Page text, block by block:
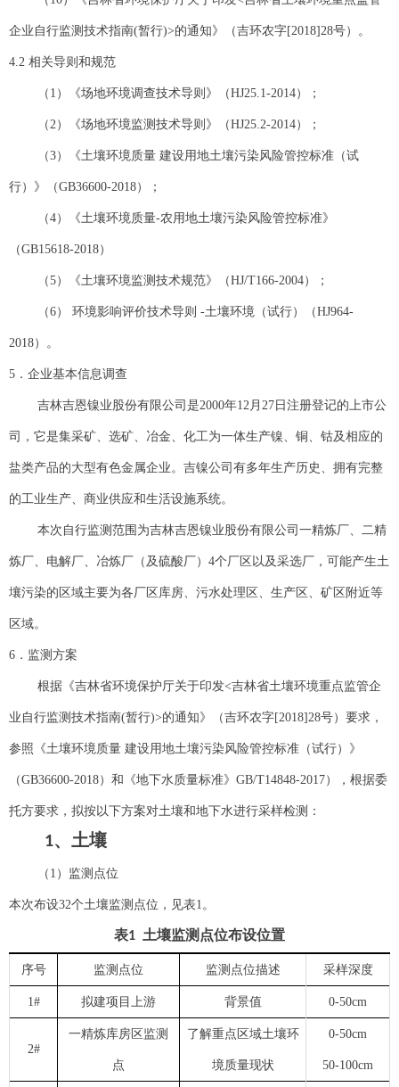
企业自行监测技术指南(暂行)>的通知》（吉环农字[2018]28号）。
4.2 相关导则和规范
（1）《场地环境调查技术导则》（HJ25.1-2014）；
（2）《场地环境监测技术导则》（HJ25.2-2014）；
（3）《土壤环境质量 建设用地土壤污染风险管控标准（试
行）》（GB36600-2018）；
（4）《土壤环境质量-农用地土壤污染风险管控标准》
（GB15618-2018）
（5）《土壤环境监测技术规范》（HJ/T166-2004）；
（6） 环境影响评价技术导则 -土壤环境（试行）（HJ964-
2018）。
5．企业基本信息调查
吉林吉恩镍业股份有限公司是2000年12月27日注册登记的上市公
司，它是集采矿、选矿、冶金、化工为一体生产镍、铜、钴及相应的
盐类产品的大型有色金属企业。吉镍公司有多年生产历史、拥有完整
的工业生产、商业供应和生活设施系统。
本次自行监测范围为吉林吉恩镍业股份有限公司一精炼厂、二精
炼厂、电解厂、冶炼厂（及硫酸厂）4个厂区以及采选厂，可能产生土
壤污染的区域主要为各厂区库房、污水处理区、生产区、矿区附近等
区域。
6．监测方案
根据《吉林省环境保护厅关于印发<吉林省土壤环境重点监管企
业自行监测技术指南(暂行)>的通知》（吉环农字[2018]28号）要求，
参照《土壤环境质量 建设用地土壤污染风险管控标准（试行）》
（GB36600-2018）和《地下水质量标准》GB/T14848-2017），根据委
托方要求，拟按以下方案对土壤和地下水进行采样检测：
1、土壤
（1）监测点位
本次布设32个土壤监测点位，见表1。
表1 土壤监测点位布设位置
序号 监测点位 监测点位描述 采样深度
1# 拟建项目上游 背景值 0-50cm
2#
一精炼库房区监测
点
了解重点区域土壤环
境质量现状
0-50cm
50-100cm